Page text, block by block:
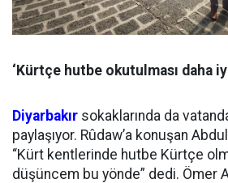
‘Kürtçe hutbe okutulması daha
Diyarbakır sokaklarında da
paylaşıyor. Rûdaw’a konuşan
“Kürt kentlerinde hutbe Kürtçe
düşüncem bu yönde” dedi. Ömer